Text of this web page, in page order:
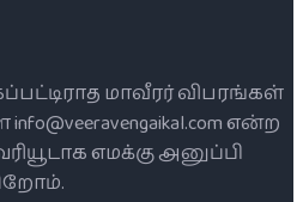
மாவீரர் விபரங்கள்
என்ற
எமக்கு அனுப்பி